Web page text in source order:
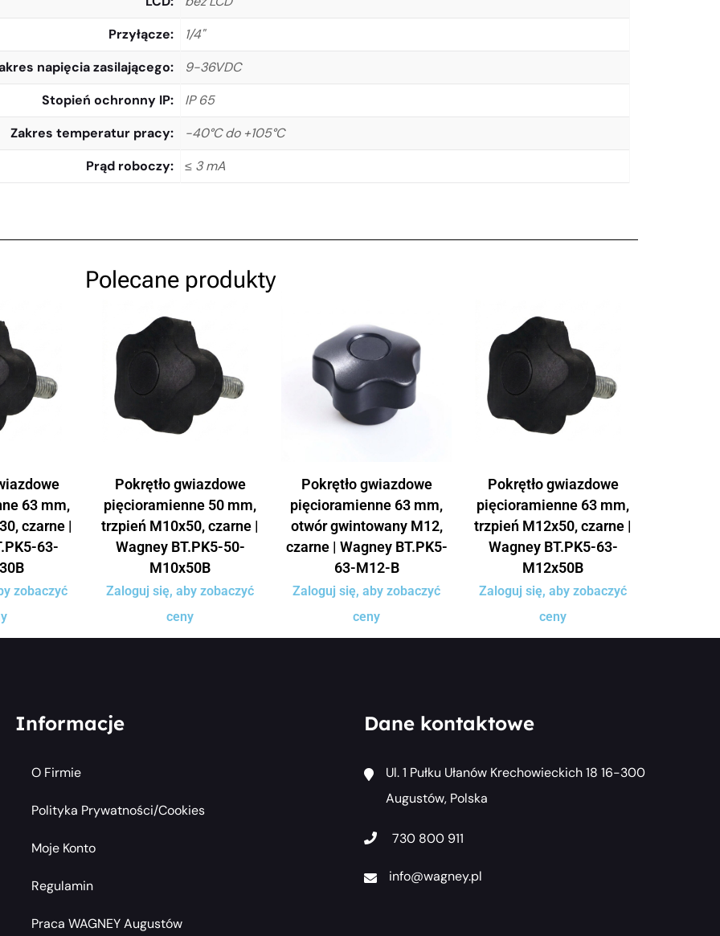
Przyłącze
1/4"
napięcia zasilającego
9-36VDC
Stopień ochronny IP
IP 65
Zakres temperatur pracy
-40°C do +105°C
Prąd roboczy
≤ 3 mA
Polecane produkty
63 mm,
czarne |
63-
zobaczyć
Pokrętło gwiazdowe
pięcioramienne 50 mm,
trzpień M10x50, czarne |
Wagney BT.PK5-50-
M10x50B
Zaloguj się, aby zobaczyć
ceny
Pokrętło gwiazdowe
pięcioramienne 63 mm,
otwór gwintowany M12,
czarne | Wagney BT.PK5-
63-M12-B
Zaloguj się, aby zobaczyć
ceny
Pokrętło gwiazdowe
pięcioramienne 63 mm,
trzpień M12x50, czarne |
Wagney BT.PK5-63-
M12x50B
Zaloguj się, aby zobaczyć
ceny
Informacje
O Firmie
Polityka Prywatności/cookies
Moje Konto
Regulamin
Praca WAGNEY Augustów
Dane kontaktowe
Ul. 1 Pułku Ułanów Krechowieckich 18 16-300
Augustów, Polska
730 800 911
info@wagney.pl